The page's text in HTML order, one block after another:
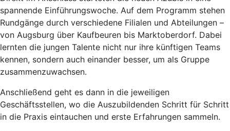
spannende Einführungswoche. Auf dem Programm stehen
Rundgänge durch verschiedene Filialen und Abteilungen –
von Augsburg über Kaufbeuren bis Marktoberdorf. Dabei
lernten die jungen Talente nicht nur ihre künftigen Teams
kennen, sondern auch einander besser, um als Gruppe
zusammenzuwachsen.
Anschließend geht es dann in die jeweiligen
Geschäftsstellen, wo die Auszubildenden Schritt für Schritt
in die Praxis eintauchen und erste Erfahrungen sammeln.